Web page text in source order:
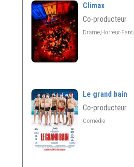
Climax
Co-producteur
Drame,Horreur-
Le grand bain
Co-producteur
Comédie